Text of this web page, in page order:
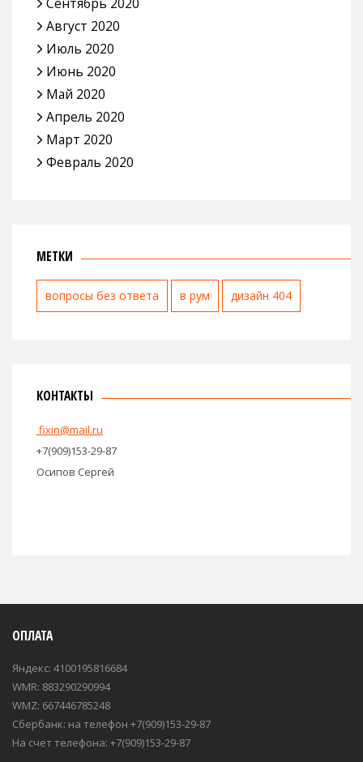
Август 2020
Июль 2020
Июнь 2020
Май 2020
Апрель 2020
Март 2020
Февраль 2020
МЕТКИ
вопросы без ответа в рум дизайн 404
КОНТАКТЫ
fixin@mail.ru
+7(909)153-29-87
Осипов Сергей
ОПЛАТА
Яндекс: 4100195816684
WMR: 883290290994
WMZ: 667446785248
Сбербанк: на телефон +7(909)153-29-87
На счет телефона: +7(909)153-29-87